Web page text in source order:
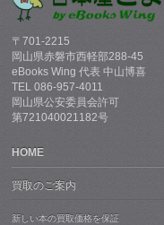
〒701-2215
岡山県赤磐市西軽部288-45
eBooks Wing 代表 中山博喜
TEL 086-957-4011
岡山県公安委員会許可
第721040021182号
HOME
買取のご案内
新しい本の買取価格を保証